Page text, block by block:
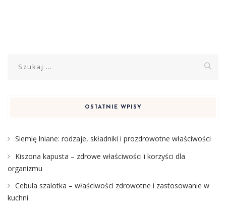
OSTATNIE WPISY
Siemię lniane: rodzaje, składniki i prozdrowotne właściwości
Kiszona kapusta – zdrowe właściwości i korzyści dla
organizmu
Cebula szalotka – właściwości zdrowotne i zastosowanie w
kuchni